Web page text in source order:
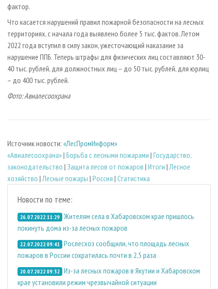
фактор.
Что касается нарушений правил пожарной безопасности на лесных
территориях, с начала года выявлено более 5 тыс. фактов. Летом
2022 года вступил в силу закон, ужесточающий наказание за
нарушение ППБ. Теперь штрафы для физических лиц составляют 30-
40 тыс. рублей, для должностных лиц – до 50 тыс. рублей, для юрлиц
– до 400 тыс. рублей.
Фото: Авиалесоохрана
Источник новости: «ЛесПромИнформ»
«Авиалесоохрана»| Борьба с лесными пожарами | Государство,
законодательство | Защита лесов от пожаров | Итоги |Лесное
хозяйство |Лесные пожары | Россия | Статистика
Новости по теме:
26.07.2022 11:29 Жителям села в Хабаровском крае пришлось
покинуть дома из-за лесных пожаров
22.07.2022 09:41 Рослесхоз сообщили, что площадь лесных
пожаров в России сократилась почти в 2,5 раза
20.07.2022 09:32 Из-за лесных пожаров в Якутии и Хабаровском
крае установили режим чрезвычайной ситуации